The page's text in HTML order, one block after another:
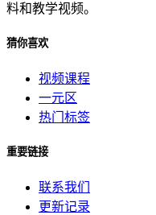
料和教学视频。
猜你喜欢
视频课程
一元区
热门标签
重要链接
联系我们
更新记录